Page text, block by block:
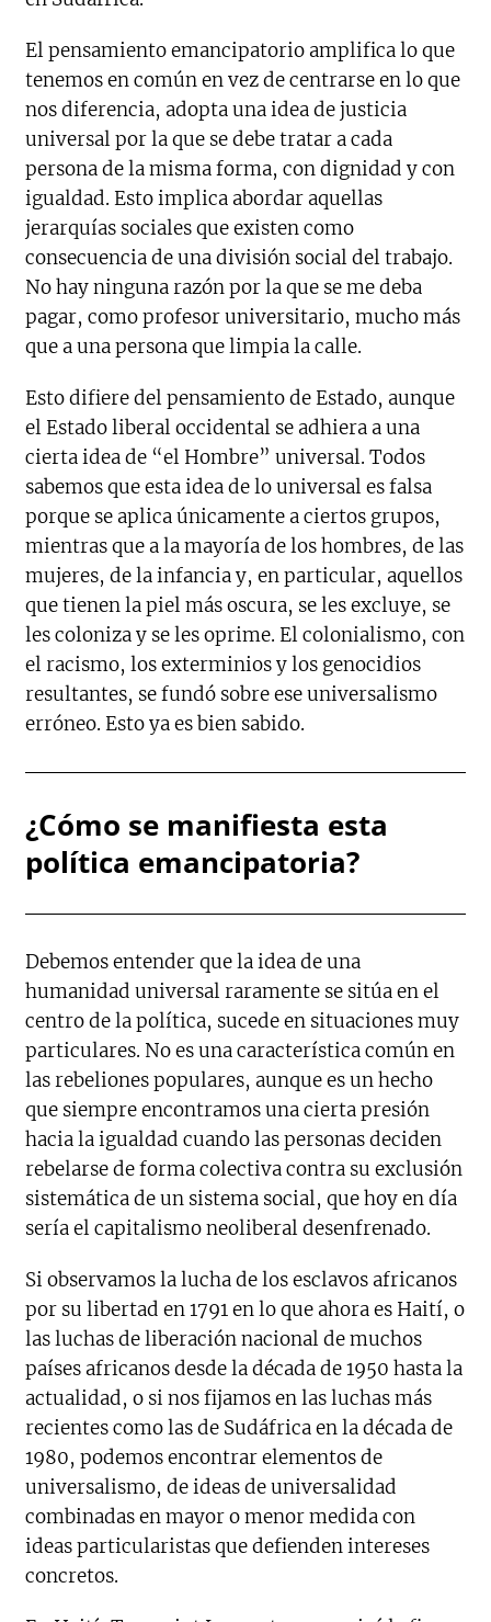
El pensamiento emancipatorio amplifica lo que
tenemos en común en vez de centrarse en lo que
nos diferencia, adopta una idea de justicia
universal por la que se debe tratar a cada
persona de la misma forma, con dignidad y con
igualdad. Esto implica abordar aquellas
jerarquías sociales que existen como
consecuencia de una división social del trabajo.
No hay ninguna razón por la que se me deba
pagar, como profesor universitario, mucho más
que a una persona que limpia la calle.
Esto difiere del pensamiento de Estado, aunque
el Estado liberal occidental se adhiera a una
cierta idea de “el Hombre” universal. Todos
sabemos que esta idea de lo universal es falsa
porque se aplica únicamente a ciertos grupos,
mientras que a la mayoría de los hombres, de las
mujeres, de la infancia y, en particular, aquellos
que tienen la piel más oscura, se les excluye, se
les coloniza y se les oprime. El colonialismo, con
el racismo, los exterminios y los genocidios
resultantes, se fundó sobre ese universalismo
erróneo. Esto ya es bien sabido.
¿Cómo se manifiesta esta
política emancipatoria?
Debemos entender que la idea de una
humanidad universal raramente se sitúa en el
centro de la política, sucede en situaciones muy
particulares. No es una característica común en
las rebeliones populares, aunque es un hecho
que siempre encontramos una cierta presión
hacia la igualdad cuando las personas deciden
rebelarse de forma colectiva contra su exclusión
sistemática de un sistema social, que hoy en día
sería el capitalismo neoliberal desenfrenado.
Si observamos la lucha de los esclavos africanos
por su libertad en 1791 en lo que ahora es Haití, o
las luchas de liberación nacional de muchos
países africanos desde la década de 1950 hasta la
actualidad, o si nos fijamos en las luchas más
recientes como las de Sudáfrica en la década de
1980, podemos encontrar elementos de
universalismo, de ideas de universalidad
combinadas en mayor o menor medida con
ideas particularistas que defienden intereses
concretos.